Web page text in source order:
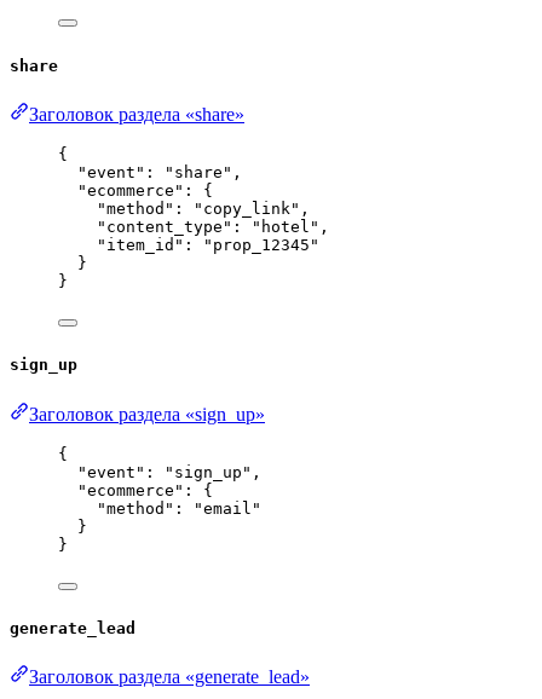
share
Заголовок раздела «share»
{
"event" : " share " ,
"ecommerce" : {
"method" : " copy_link " ,
"content_type" : " hotel " ,
"item_id" : " prop_12345 "
}
}
sign_up
Заголовок раздела «sign_up»
{
"event" : " sign_up " ,
"ecommerce" : {
"method" : "email "
}
}
generate_lead
Заголовок раздела «generate_lead»